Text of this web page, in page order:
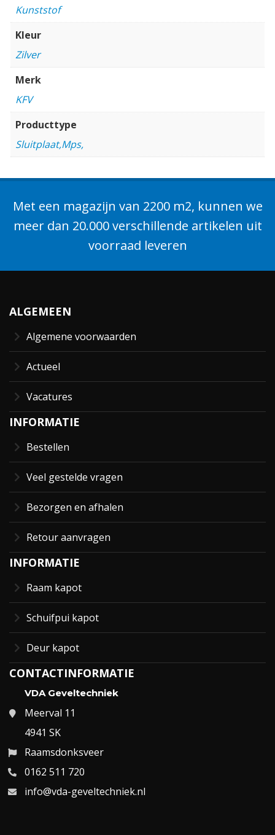
Kunststof
Kleur
Zilver
Merk
KFV
Producttype
Sluitplaat,Mps,
Met een magazijn van 2200 m2, kunnen we
meer dan 20.000 verschillende artikelen uit
voorraad leveren
ALGEMEEN
Algemene voorwaarden
Actueel
Vacatures
INFORMATIE
Bestellen
Veel gestelde vragen
Bezorgen en afhalen
Retour aanvragen
INFORMATIE
Raam kapot
Schuifpui kapot
Deur kapot
CONTACTINFORMATIE
VDA Geveltechniek
Meerval 11
4941 SK
Raamsdonksveer
0162 511 720
info@vda-geveltechniek.nl